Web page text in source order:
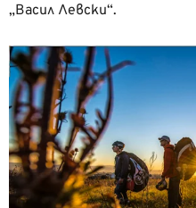
„Васил Левски“.